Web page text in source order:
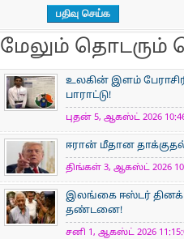
மேலும் தொடரும்
உலகின் இளம்
பாராட்டு!
புதன் 5, ஆகஸ்ட் 2026
ஈரான் மீதான தாக்குதல்
திங்கள் 3, ஆகஸ்ட் 2026
இலங்கை ஈஸ்டர் தினக்
தண்டனை!
சனி 1, ஆகஸ்ட் 2026